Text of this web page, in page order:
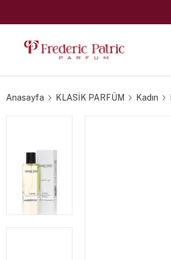
Anasayfa KLASİK PARFÜM Kadın